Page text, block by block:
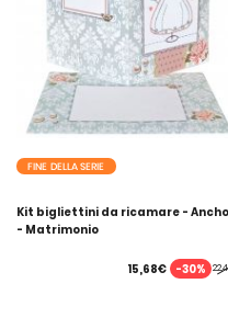
FINE DELLA SERIE
Kit bigliettini da ricamare -
- Matrimonio
15,68€ -30%